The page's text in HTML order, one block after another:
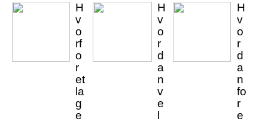
H
v
o
rf
o
r
et
la
g
e
H
v
o
r
d
a
n
v
e
H
v
o
r
d
a
n
fo
r
e